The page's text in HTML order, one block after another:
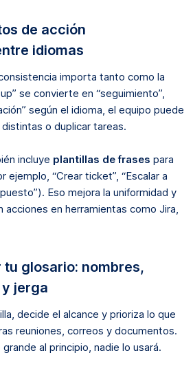
de acción
idiomas
importa tanto como la
se convierte en “seguimiento”,
según el idioma, el equipo puede
o duplicar tareas.
incluye plantillas de frases para
ejemplo, “Crear ticket”, “Escalar a
Eso mejora la uniformidad y
en herramientas como Jira,
tu glosario: nombres,
jerga
decide el alcance y prioriza lo que
reuniones, correos y documentos.
al principio, nadie lo usará.